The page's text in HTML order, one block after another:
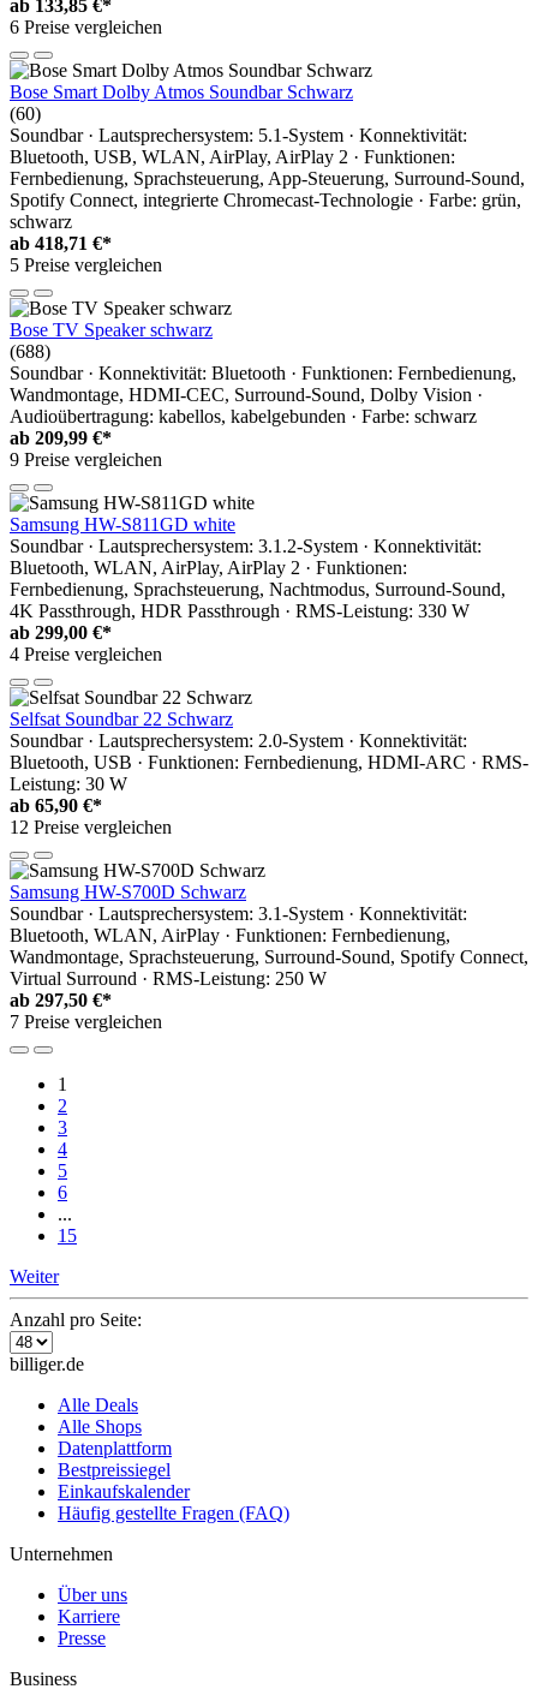
ab 133,85 €*
6 Preise vergleichen
Bose Smart Dolby Atmos Soundbar Schwarz
(60)
Soundbar · Lautsprechersystem: 5.1-System · Konnektivität:
Bluetooth, USB, WLAN, AirPlay, AirPlay 2 · Funktionen:
Fernbedienung, Sprachsteuerung, App-Steuerung, Surround-Sound,
Spotify Connect, integrierte Chromecast-Technologie · Farbe: grün,
schwarz
ab 418,71 €*
5 Preise vergleichen
Bose TV Speaker schwarz
(688)
Soundbar · Konnektivität: Bluetooth · Funktionen: Fernbedienung,
Wandmontage, HDMI-CEC, Surround-Sound, Dolby Vision ·
Audioübertragung: kabellos, kabelgebunden · Farbe: schwarz
ab 209,99 €*
9 Preise vergleichen
Samsung HW-S811GD white
Soundbar · Lautsprechersystem: 3.1.2-System · Konnektivität:
Bluetooth, WLAN, AirPlay, AirPlay 2 · Funktionen:
Fernbedienung, Sprachsteuerung, Nachtmodus, Surround-Sound,
4K Passthrough, HDR Passthrough · RMS-Leistung: 330 W
ab 299,00 €*
4 Preise vergleichen
Selfsat Soundbar 22 Schwarz
Soundbar · Lautsprechersystem: 2.0-System · Konnektivität:
Bluetooth, USB · Funktionen: Fernbedienung, HDMI-ARC · RMS-
Leistung: 30 W
ab 65,90 €*
12 Preise vergleichen
Samsung HW-S700D Schwarz
Soundbar · Lautsprechersystem: 3.1-System · Konnektivität:
Bluetooth, WLAN, AirPlay · Funktionen: Fernbedienung,
Wandmontage, Sprachsteuerung, Surround-Sound, Spotify Connect,
Virtual Surround · RMS-Leistung: 250 W
ab 297,50 €*
7 Preise vergleichen
1
2
3
4
5
6
...
15
Weiter
Anzahl pro Seite:
billiger.de
Alle Deals
Alle Shops
Datenplattform
Bestpreissiegel
Einkaufskalender
Häufig gestellte Fragen (FAQ)
Unternehmen
Über uns
Karriere
Presse
Business